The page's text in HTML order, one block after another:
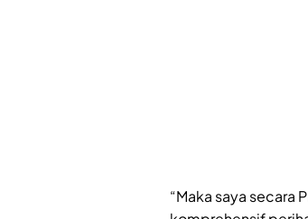
“Maka saya secara